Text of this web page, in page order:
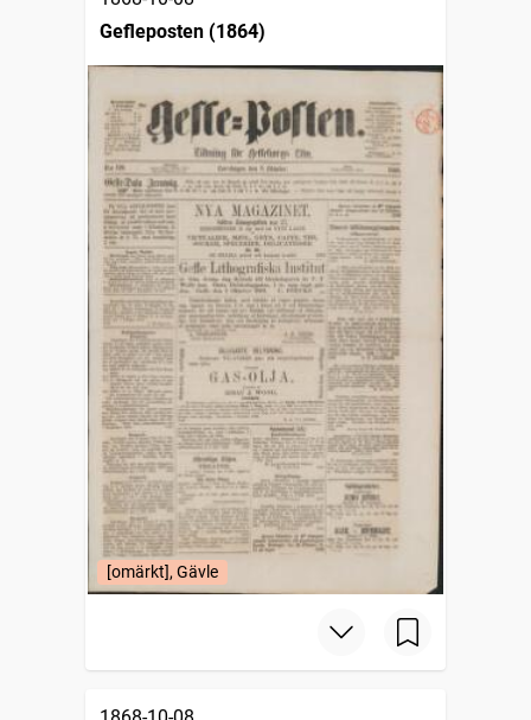
Gefleposten (1864)
[omärkt], Gävle